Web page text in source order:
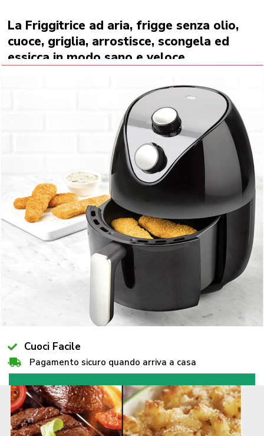
La Friggitrice ad aria, frigge senza olio,
cuoce, griglia, arrostisce, scongela ed
essicca in modo sano e veloce
Cuoci Facile
1 Spatola in Silicone OMAGGIO
Pagamento sicuro quando arriva a casa